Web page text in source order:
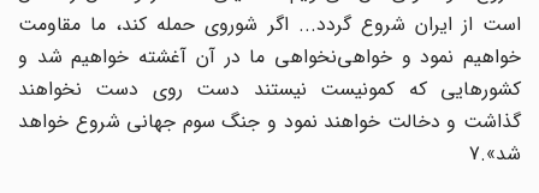
است از ایران شروع گردد... اگر شوروی حمله کند، ما مقاومت
خواهیم نمود و خواهی‌نخواهی ما در آن آغشته خواهیم شد و
کشورهایی که کمونیست نیستند دست روی دست نخواهند
گذاشت و دخالت خواهند نمود و جنگ سوم جهانی شروع خواهد
شد».7